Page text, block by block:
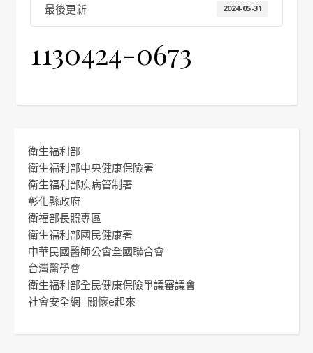
最後更新 2024-05-31
1130424-0673
衛生福利部
衛生福利部中央健康保險署
衛生福利部疾病管制署
彰化縣政府
衛福部長照專區
衛生福利部國民健康署
中華民國醫師公會全國聯合會
台灣醫學會
衛生福利部全民健康保險爭議審議會
社會安全網 -關懷e起來